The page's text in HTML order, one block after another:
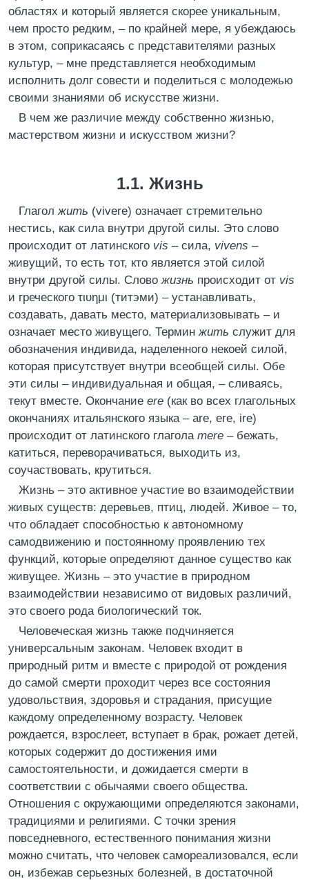
областях и который является скорее уникальным,
чем просто редким, – по крайней мере, я убеждаюсь
в этом, соприкасаясь с представителями разных
культур, – мне представляется необходимым
исполнить долг совести и поделиться с молодежью
своими знаниями об искусстве жизни.
В чем же различие между собственно жизнью,
мастерством жизни и искусством жизни?
1.1. Жизнь
Глаголжить (vivere) означает стремительно
нестись, как сила внутри другой силы. Это слово
происходит от латинского vis – сила, vivens –
живущий, то есть тот, кто является этой силой
внутри другой силы. Словожизнь происходит от vis
и греческого τιυημι (титэми) – устанавливать,
создавать, давать место, материализовывать – и
означает место живущего. Терминжить служит для
обозначения индивида, наделенного некоей силой,
которая присутствует внутри всеобщей силы. Обе
эти силы – индивидуальная и общая, – сливаясь,
текут вместе. Окончание ere (как во всех глагольных
окончаниях итальянского языка – are, ere, ire)
происходит от латинского глагола mere – бежать,
катиться, переворачиваться, выходить из,
соучаствовать, крутиться.
Жизнь – это активное участие во взаимодействии
живых существ: деревьев, птиц, людей. Живое – то,
что обладает способностью к автономному
самодвижению и постоянному проявлению тех
функций, которые определяют данное существо как
живущее. Жизнь – это участие в природном
взаимодействии независимо от видовых различий,
это своего рода биологический ток.
Человеческая жизнь также подчиняется
универсальным законам. Человек входит в
природный ритм и вместе с природой от рождения
до самой смерти проходит через все состояния
удовольствия, здоровья и страдания, присущие
каждому определенному возрасту. Человек
рождается, взрослеет, вступает в брак, рожает детей,
которых содержит до достижения ими
самостоятельности, и дожидается смерти в
соответствии с обычаями своего общества.
Отношения с окружающими определяются законами,
традициями и религиями. С точки зрения
повседневного, естественного понимания жизни
можно считать, что человек самореализовался, если
он, избежав серьезных болезней, в достаточной